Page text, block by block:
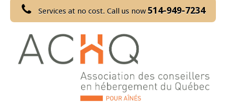
Services at no cost. Call us now 514-949-7234